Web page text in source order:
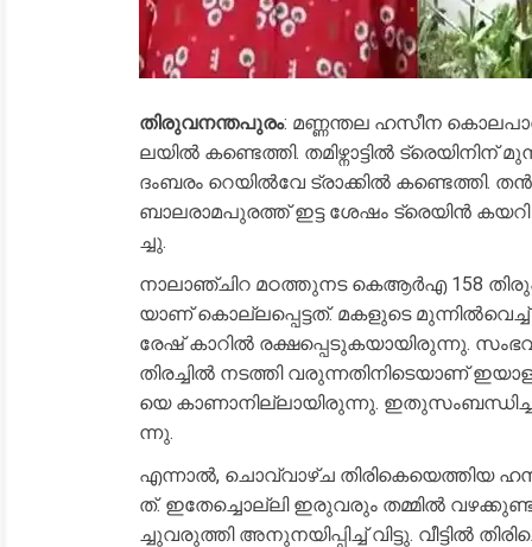
തിരുവനന്തപുരം: മ​ണ്ണ​ന്ത​ല ഹ​സീ​ന
ല​യി​ൽ ക​ണ്ടെ​ത്തി. ത​മി​ഴ്നാ​ട്ടി​ൽ
ദം​ബ​രം റെ​യി​ൽ​വേ ട്രാ​ക്കി​ൽ
ബാ​ല​രാ​മ​പു​ര​ത്ത് ഇ​ട്ട ശേ​ഷം ട്രെ​യി​ൻ ക​യ​റി
ച്ചു.
നാ​ലാ​ഞ്ചി​റ മ​ഠ​ത്തു​ന​ട കെ​ആ​ർ​എ 158
യാ​ണ് കൊ​ല്ല​പ്പെ​ട്ട​ത്. മ​ക​ളു​ടെ
രേ​ഷ് കാ​റി​ൽ ര​ക്ഷ​പ്പെ​ടു​ക​യാ​യി​രു​ന്നു.
തി​ര​ച്ചി​ൽ ന​ട​ത്തി വ​രു​ന്ന​തി​നി​ടെ​യാ​ണ്
യെ കാ​ണാ​നി​ല്ലാ​യി​രു​ന്നു.
ന്നു.
എ​ന്നാ​ൽ, ചൊ​വ്വാ​ഴ്ച തി​രി​കെ​യെ​ത്തി​യ
ത്. ഇ​തേ​ച്ചൊ​ല്ലി ഇ​രു​വ​രും ത​മ്മി​ൽ
ച്ചു​വ​രു​ത്തി അ​നു​ന​യി​പ്പി​ച്ച് വി​ട്ടു. വീ​ട്ടി​ൽ